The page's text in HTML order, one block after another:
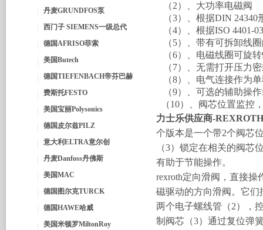
丹麦GRUNDFOS泵
西门子 SIEMENS一级总代
德国AFRISO菲索
美国Butech
德国TIEFENBACH帝芬巴赫
费斯托FESTO
美国宝丽Polysonics
德国皮尔兹PILZ
意大利ELTRA意尔创
丹麦Danfoss丹佛斯
美国MAC
德国图尔克TURCK
德国HAWE哈威
美国米顿罗MiltonRoy
（2）、大功率电磁阀
（3）、根据DIN
（4）、根据ISO 4401-
（5）、带有可拆卸线
（6）、电磁线圈可旋转
（7）、无需打开压力
（8）、电气连接作为
（9）、可选的辅助操
（10）、阀芯位置监控
力士乐供应商-
个版本是一个带2个阀芯
（3）锁定在相关的阀芯
有助于节能操作。
rexroth定向滑阀 ，直接
磁驱动的方向滑阀。它
两个电子螺线管（2），
制阀芯（3）通过复位弹